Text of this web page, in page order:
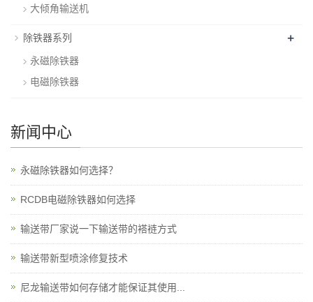
大倾角输送机
除铁器系列 +
永磁除铁器
电磁除铁器
新闻中心
永磁除铁器如何选择？
RCDB电磁除铁器如何选择
输送带厂家说一下输送带的褡裢方式
输送带新型喷涂修复技术
尼龙输送带如何存储才能保证其使用...